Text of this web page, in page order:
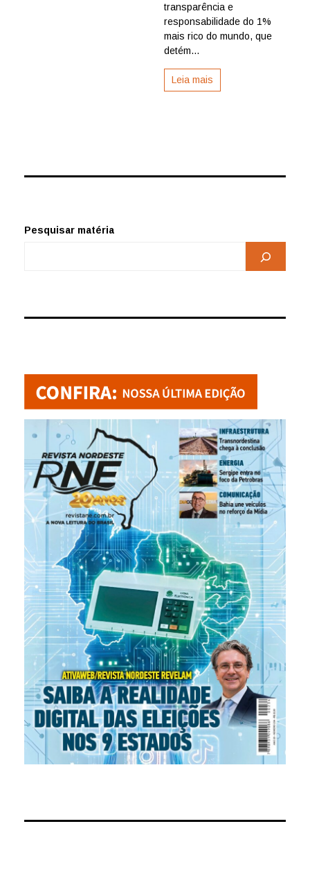
e
transparência e
responsabilidade do 1%
mais rico do mundo, que
detém...
Leia mais
Pesquisar matéria